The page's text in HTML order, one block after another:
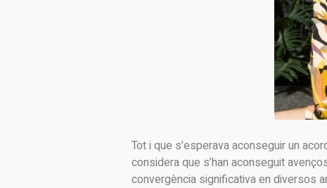
Tot i que s’esperava aconseguir un
considera que s’han aconseguit
convergència significativa en diversos